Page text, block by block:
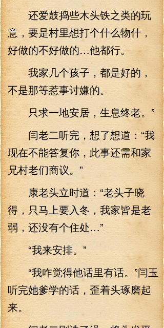
还爱鼓捣些木头铁之类的玩
意，要是村里想打个什么物什，
好做的不好做的…他都行。
我家几个孩子，都是好的，
不是那等惹事讨嫌的。
只求一地安居，生息终老。”
闫老二听完，想了想道：“我
现在不能答复你，此事还需和家
兄村老们商议。”
康老头立时道：“老头子晓
得，只马上要入冬，我家皆是老
弱，还没有个住处…”
“我来安排。”
“我咋觉得他话里有话。”闫玉
听完她爹学的话，歪着头琢磨起
来。